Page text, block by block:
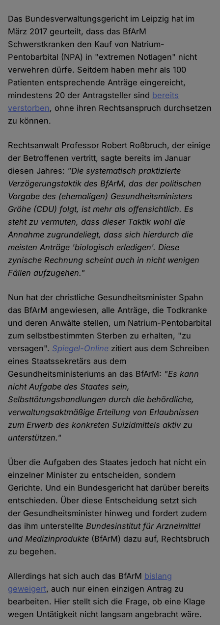
Das Bundesverwaltungsgericht im Leipzig hat im
März 2017 geurteilt, dass das BfArM
Schwerstkranken den Kauf von Natrium-
Pentobarbital (NPA) in "extremen Notlagen" nicht
verwehren dürfe. Seitdem haben mehr als 100
Patienten entsprechende Anträge eingereicht,
mindestens 20 der Antragsteller sind bereits
verstorben, ohne ihren Rechtsanspruch durchsetzen
zu können.
Rechtsanwalt Professor Robert Roßbruch, der einige
der Betroffenen vertritt, sagte bereits im Januar
diesen Jahres: "Die systematisch praktizierte
Verzögerungstaktik des BfArM, das der politischen
Vorgabe des (ehemaligen) Gesundheitsministers
Gröhe (CDU) folgt, ist mehr als offensichtlich. Es
steht zu vermuten, dass dieser Taktik wohl die
Annahme zugrundeliegt, dass sich hierdurch die
meisten Anträge 'biologisch erledigen'. Diese
zynische Rechnung scheint auch in nicht wenigen
Fällen aufzugehen."
Nun hat der christliche Gesundheitsminister Spahn
das BfArM angewiesen, alle Anträge, die Todkranke
und deren Anwälte stellen, um Natrium-Pentobarbital
zum selbstbestimmten Sterben zu erhalten, "zu
versagen". Spiegel-Online zitiert aus dem Schreiben
eines Staatssekretärs aus dem
Gesundheitsministeriums an das BfArM: "Es kann
nicht Aufgabe des Staates sein,
Selbsttötungshandlungen durch die behördliche,
verwaltungsaktmäßige Erteilung von Erlaubnissen
zum Erwerb des konkreten Suizidmittels aktiv zu
unterstützen."
Über die Aufgaben des Staates jedoch hat nicht ein
einzelner Minister zu entscheiden, sondern
Gerichte. Und ein Bundesgericht hat darüber bereits
entschieden. Über diese Entscheidung setzt sich
der Gesundheitsminister hinweg und fordert zudem
das ihm unterstellteBundesinstitut für Arzneimittel
und Medizinprodukte (BfArM) dazu auf, Rechtsbruch
zu begehen.
Allerdings hat sich auch das BfArM bislang
geweigert, auch nur einen einzigen Antrag zu
bearbeiten. Hier stellt sich die Frage, ob eine Klage
wegen Untätigkeit nicht langsam angebracht wäre.